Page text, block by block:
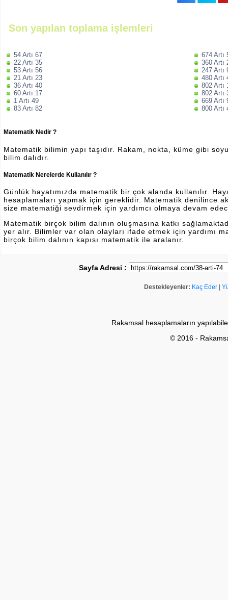
Son yapılan toplama işlemleri
54 Artı 67
22 Artı 35
53 Artı 56
21 Artı 23
36 Artı 40
60 Artı 17
1 Artı 49
83 Artı 82
674 Artı
360 Artı
247 Artı
480 Artı
802 Artı
802 Artı
669 Artı
800 Artı
Matematik Nedir ?
Matematik bilimin yapı taşıdır. Rakam, nokta, küme gibi
bilim dalıdır.
Matematik Nerelerde Kullanılır ?
Günlük hayatımızda matematik bir çok alanda kullanılır.
hesaplamaları yapmak için gereklidir. Matematik denilince
size matematiği sevdirmek için yardımcı olmaya devam
Matematik birçok bilim dalının oluşmasına katkı
yer alır. Bilimler var olan olayları ifade etmek için yardımı
birçok bilim dalının kapısı matematik ile aralanır.
Sayfa Adresi :
Destekleyenler: Kaç Eder
Rakamsal hesaplamaların
© 2016 -